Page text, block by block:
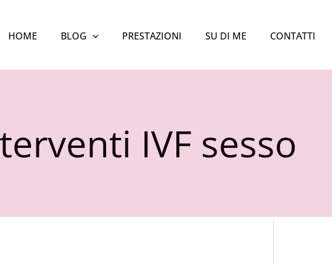
HOME BLOG PRESTAZIONI SU DI ME CONTATTI
IVF sesso